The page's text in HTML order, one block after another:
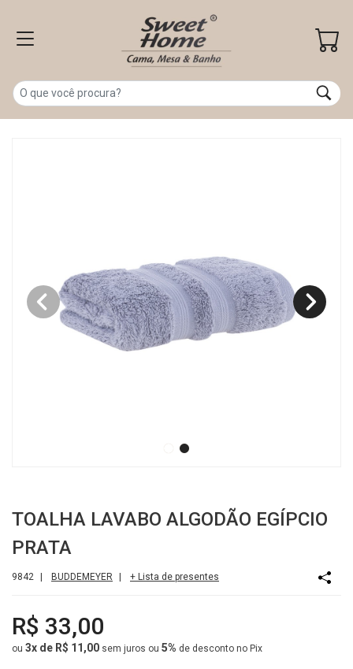
TOALHA LAVABO ALGODÃO EGÍPCIO
PRATA
9842 BUDDEMEYER + Lista de presentes
R$ 33,00
ou 3x de R$ 11,00 sem juros ou 5% de desconto no Pix